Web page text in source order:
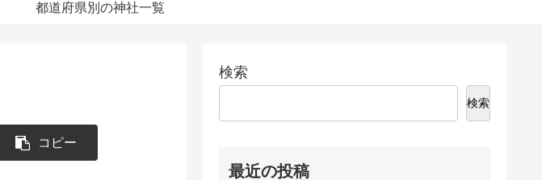
都道府県別の神社一覧
コピー
検索
検索
最近の投稿